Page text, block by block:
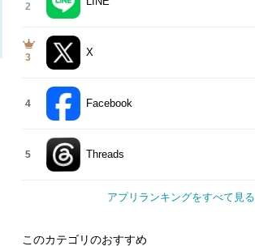
2
3 X
4 Facebook
5 Threads
アプリランキングをすべて見る
このカテゴリのおすすめ